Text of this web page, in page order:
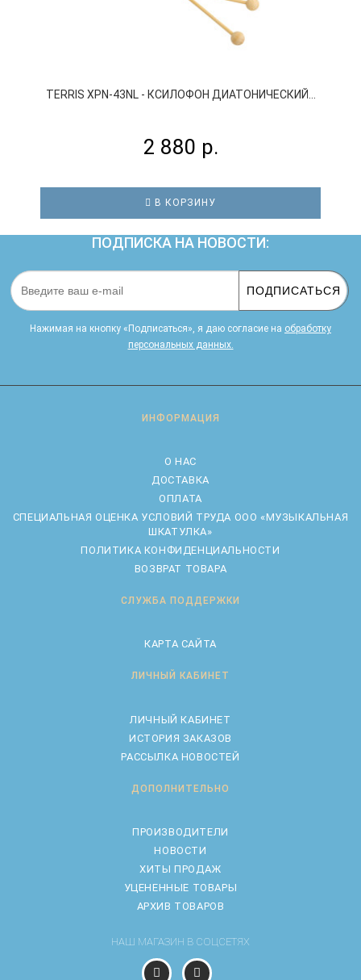
TERRIS XPN-43NL - КСИЛОФОН ДИАТОНИЧЕСКИЙ...
2 880 р.
В КОРЗИНУ
ПОДПИСКА НА НОВОСТИ:
ПОДПИСАТЬСЯ
Нажимая на кнопку «Подписаться», я даю cогласие на обработку
персональных данных.
ИНФОРМАЦИЯ
О НАС
ДОСТАВКА
ОПЛАТА
CПЕЦИАЛЬНАЯ ОЦЕНКА УСЛОВИЙ ТРУДА ООО «МУЗЫКАЛЬНАЯ
ШКАТУЛКА»
ПОЛИТИКА КОНФИДЕНЦИАЛЬНОСТИ
ВОЗВРАТ ТОВАРА
СЛУЖБА ПОДДЕРЖКИ
КАРТА САЙТА
ЛИЧНЫЙ КАБИНЕТ
ЛИЧНЫЙ КАБИНЕТ
ИСТОРИЯ ЗАКАЗОВ
РАССЫЛКА НОВОСТЕЙ
ДОПОЛНИТЕЛЬНО
ПРОИЗВОДИТЕЛИ
НОВОСТИ
ХИТЫ ПРОДАЖ
УЦЕНЕННЫЕ ТОВАРЫ
АРХИВ ТОВАРОВ
НАШ МАГАЗИН В СОЦСЕТЯХ